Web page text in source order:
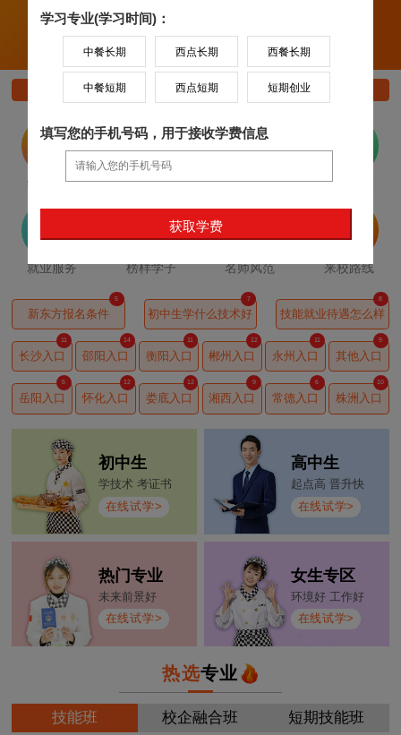
热门专业 报名条件
学校概况 专业设置 校园环境 学院动态
就业服务 榜样学子 名师风范 来校路线
新东方报名条件
6
初中生学什么技术好
5
技能就业待遇怎么样
7
长沙入口
10
邵阳入口
6
衡阳入口
9
郴州入口
6
永州入口
8
其他入口
12
岳阳入口
9
怀化入口
5
娄底入口
6
湘西入口
6
常德入口
7
株洲入口
11
初中生
学技术 考证书
在线试学>
高中生
起点高 晋升快
在线试学>
热门专业
未来前景好
在线试学>
女生专区
环境好 工作好
在线试学>
热选专业
技能班 校企融合班 短期技能班
学习专业(学习时间)：
中餐长期 西点长期 西餐长期
中餐短期 西点短期 短期创业
填写您的手机号码，用于接收学费信息